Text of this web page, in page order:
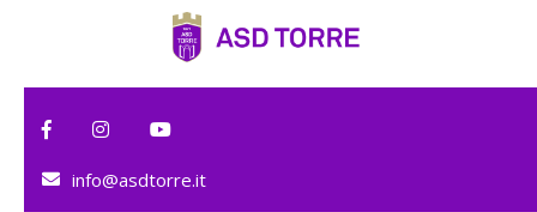
info@asdtorre.it